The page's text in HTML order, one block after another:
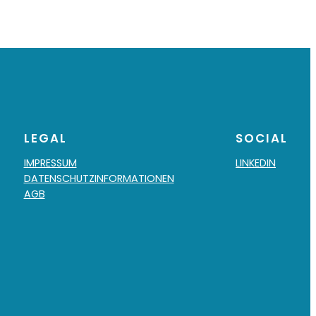
LEGAL
IMPRESSUM
DATENSCHUTZINFORMATIONEN
AGB
SOCIAL
LINKEDIN